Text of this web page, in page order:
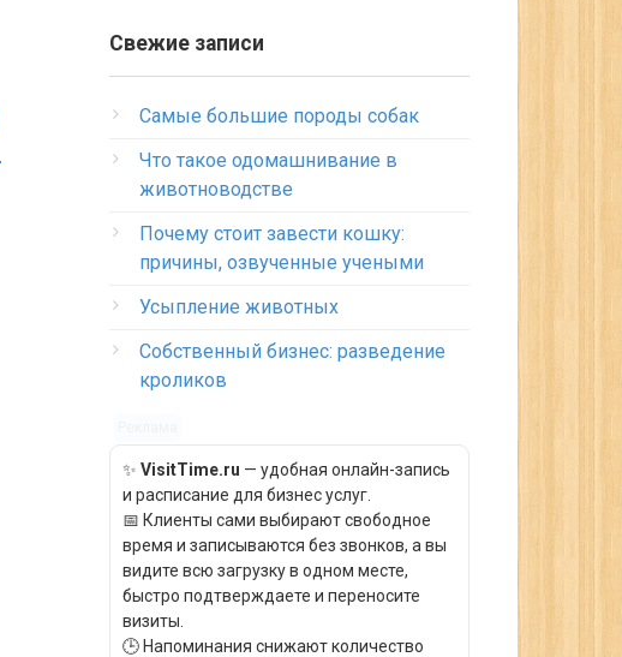
Свежие записи
Самые большие породы собак
Что такое одомашнивание в
животноводстве
Почему стоит завести кошку:
причины, озвученные учеными
Усыпление животных
Собственный бизнес: разведение
кроликов
✨ VisitTime.ru — удобная онлайн-запись
и расписание для бизнес услуг.
📅 Клиенты сами выбирают свободное
время и записываются без звонков, а вы
видите всю загрузку в одном месте,
быстро подтверждаете и переносите
визиты.
🕒 Напоминания снижают количество